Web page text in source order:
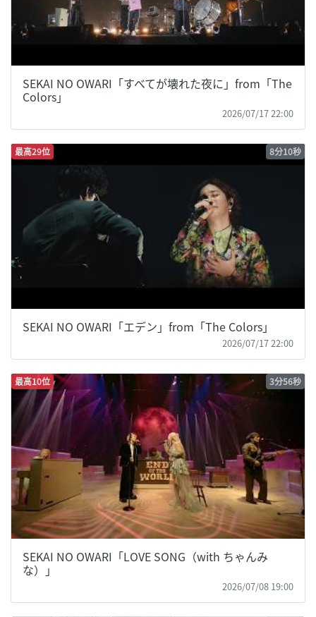
SEKAI NO OWARI「すべてが壊れた夜に」from「The
Colors」
2026/07/17 22:00
最高29位 8分10秒
SEKAI NO OWARI「エデン」from「The Colors」
2026/07/17 22:00
最高10位 3分56秒
SEKAI NO OWARI「LOVE SONG（with ちゃんみ
な）」
2026/07/08 19:00